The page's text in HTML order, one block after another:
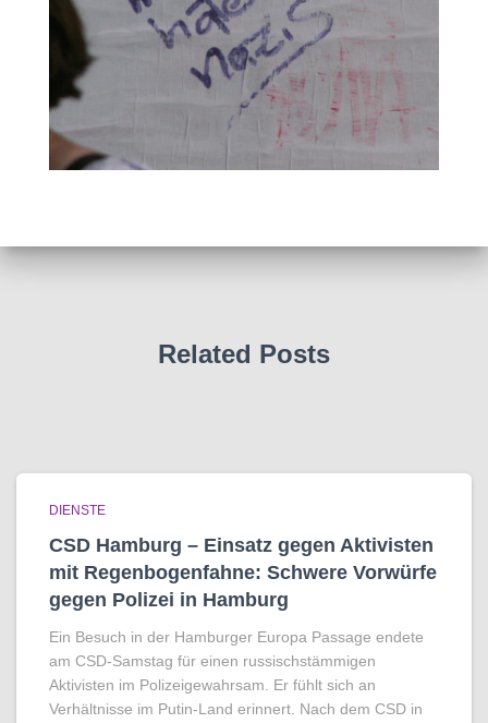
Related Posts
DIENSTE
CSD Hamburg – Einsatz gegen Aktivisten
mit Regenbogen­fahne: Schwere Vorwürfe
gegen Polizei in Hamburg
Ein Besuch in der Hamburger Europa Passage endete
am CSD-Samstag für einen russischstämmigen
Aktivisten im Polizeigewahrsam. Er fühlt sich an
Verhältnisse im Putin-Land erinnert. Nach dem CSD in